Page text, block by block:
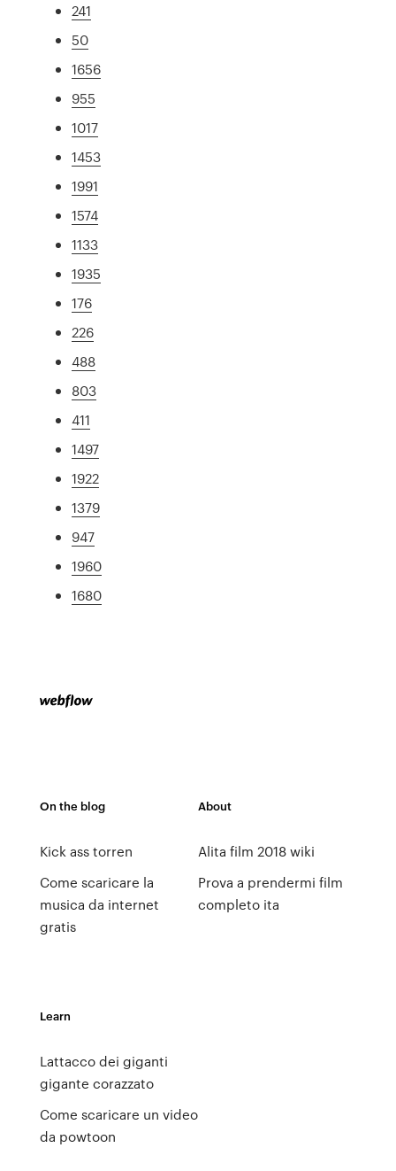
241
50
1656
955
1017
1453
1991
1574
1133
1935
176
226
488
803
411
1497
1922
1379
947
1960
1680
On the blog
Kick ass torren
Come scaricare la
musica da internet
gratis
About
Alita film 2018 wiki
Prova a prendermi film
completo ita
Learn
Lattacco dei giganti
gigante corazzato
Come scaricare un video
da powtoon